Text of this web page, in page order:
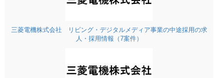
三菱電機株式会社 リビング・デジタルメディア事業の中途採用の求
人・採用情報（7案件）